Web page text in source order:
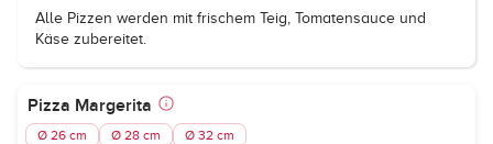
Alle Pizzen werden mit frischem Teig, Tomatensauce und
Käse zubereitet.
Pizza Margerita
Ø 26 cm Ø 28 cm Ø 32 cm